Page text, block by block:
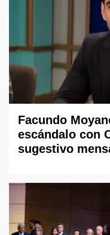
Facundo
escándalo con
sugestivo